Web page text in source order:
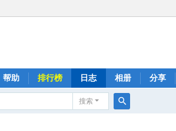
帮助 排行榜 日志 相册 分享
搜索